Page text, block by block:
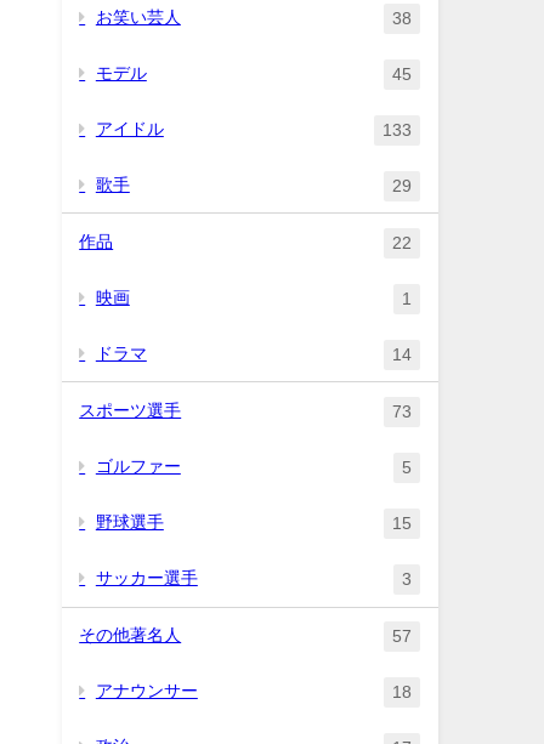
お笑い芸人 38
モデル 45
アイドル 133
歌手 29
作品 22
映画 1
ドラマ 14
スポーツ選手 73
ゴルファー 5
野球選手 15
サッカー選手 3
その他著名人 57
アナウンサー 18